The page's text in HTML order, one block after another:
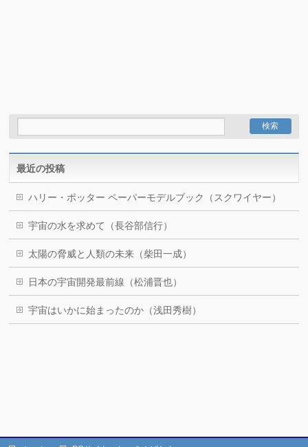
最近の投稿
ハリー・ポッター ペーパーモデルブック（スクワイヤー）
宇宙の水を求めて（長谷部信行）
太陽の脅威と人類の未来（柴田一成）
日本の宇宙開発最前線（松浦晋也）
宇宙はいかに始まったのか（浅田秀樹）